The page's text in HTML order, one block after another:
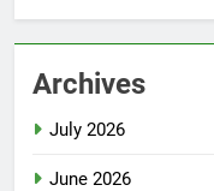
Archives
July 2026
June 2026